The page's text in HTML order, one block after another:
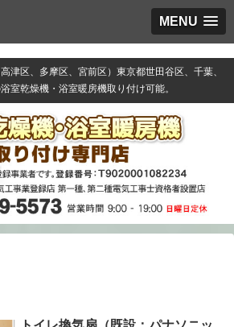
MENU
津区、多摩区、宮前区）東京都世田谷区、千葉、
室乾燥機・浴室暖房機取り付け可能。